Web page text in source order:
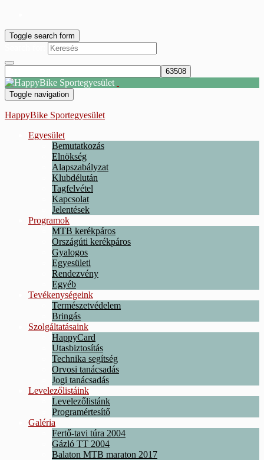
Toggle search form
Toggle navigation
HappyBike Sportegyesület
Egyesület
Bemutatkozás
Elnökség
Alapszabályzat
Klubdélután
Tagfelvétel
Kapcsolat
Jelentések
Programok
MTB kerékpáros
Országúti kerékpáros
Gyalogos
Egyesületi
Rendezvény
Egyéb
Tevékenységeink
Természetvédelem
Bringás
Szolgáltatásaink
HappyCard
Utasbiztosítás
Technika segítség
Orvosi tanácsadás
Jogi tanácsadás
Levelezőlistáink
Levelezőlistánk
Programértesítő
Galéria
Fertő-tavi túra 2004
Gázló TT 2004
Balaton MTB maraton 2017